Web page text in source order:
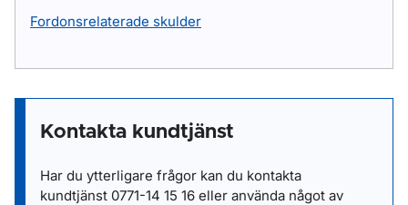
Fordonsrelaterade skulder
Kontakta kundtjänst
Har du ytterligare frågor kan du kontakta
kundtjänst 0771-14 15 16 eller använda något av